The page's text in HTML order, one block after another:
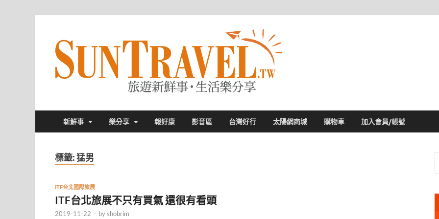
新鮮事 樂分享 報好康 影音區 台灣好行 太陽網商城 購物車 加入會員/帳號
標籤:猛男
ITF台北國際旅展
ITF台北旅展不只有買氣 還很有看頭
2019-11-22 - byshobrim